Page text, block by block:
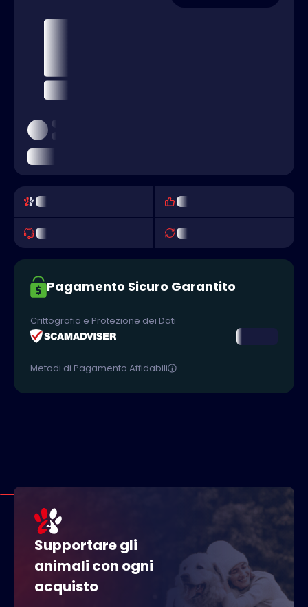
Pagamento Sicuro Garantito
Crittografia e Protezione dei Dati
Metodi di Pagamento Affidabili
Supportare gli
animali con ogni
acquisto